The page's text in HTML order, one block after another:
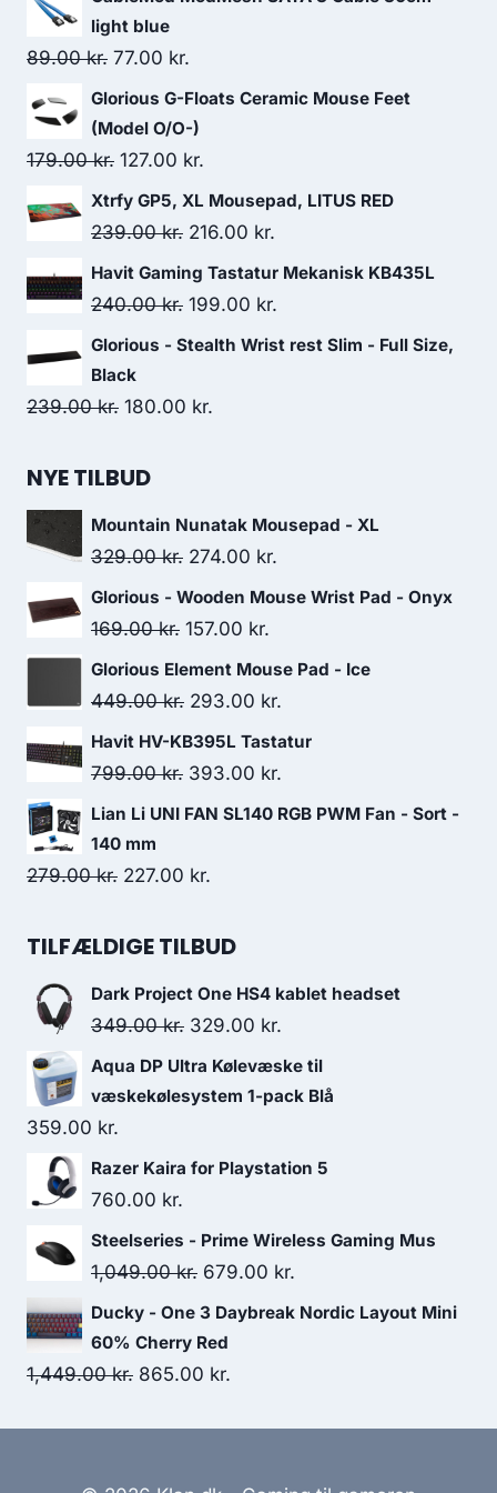
light blue
89.00kr. Original
price
was:
89.00 kr..
77.00 kr.
price
is:
77.00 kr..
Glorious G-Floats Ceramic Mouse Feet
(Model O/O-)
179.00kr. Original
price
was:
127.00 kr.
price
is:
Xtrfy GP5, XL Mousepad, LITUS RED
239.00kr. Original
price
was:
216.00 kr.
price
Havit Gaming Tastatur Mekanisk KB435L
240.00kr. Original
price
240.00 kr..
199.00 kr.
price
Glorious - Stealth Wrist rest Slim - Full Size,
Black
239.00kr. Original
was:
180.00 kr.
NYE TILBUD
Mountain Nunatak Mousepad - XL
329.00kr. Original
price
was:
274.00 kr.
price
Glorious - Wooden Mouse Wrist Pad - Onyx
169.00kr. Original
price
was:
157.00 kr.
price
is:
Glorious Element Mouse Pad - Ice
449.00kr. Original
price
was:
293.00 kr.
price
Havit HV-KB395L Tastatur
799.00kr. Original
price
799.00 kr..
393.00 kr.
price
Lian Li UNI FAN SL140 RGB PWM Fan - Sort -
140 mm
279.00kr. Original
was:
227.00 kr.
is:
TILFÆLDIGE TILBUD
Dark Project One HS4 kablet headset
349.00kr. Original
price
was:
329.00 kr.
price
is:
Aqua DP Ultra Kølevæske til
væskekølesystem 1-pack Blå
359.00 kr.
Razer Kaira for Playstation 5
760.00 kr.
Steelseries - Prime Wireless Gaming Mus
1,049.00kr. Original
price
was:
1,049.00 kr..
679.00 kr.
price
Ducky - One 3 Daybreak Nordic Layout Mini
60% Cherry Red
1,449.00kr. Original
865.00 kr.